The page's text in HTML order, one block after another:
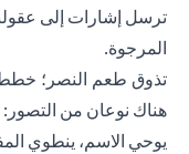
ترسل إشارات إلى
المرجوة.
تذوق طعم النصر؛
هناك نوعان من التصور:
يوحي الاسم، ينطوي